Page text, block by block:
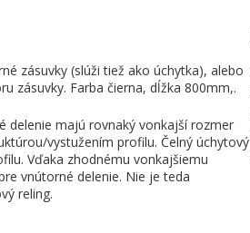
zásuvky (slúži tiež ako úchytka), alebo
zásuvky. Farba čierna, dĺžka 800mm,.
delenie majú rovnaký vonkajší rozmer
vystužením profilu. Čelný úchytový
Vďaka zhodnému vonkajšiemu
vnútorné delenie. Nie je teda
reling.